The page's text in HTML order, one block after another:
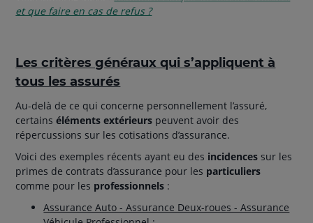
et que faire en cas de refus ?
Les critères généraux qui s’appliquent à
tous les assurés
Au-delà de ce qui concerne personnellement l’assuré,
certainséléments extérieurs peuvent avoir des
répercussions sur les cotisations d’assurance.
Voici des exemples récents ayant eu des incidences sur les
primes de contrats d’assurance pour les particuliers
comme pour les professionnels :
Assurance Auto - Assurance Deux-roues - Assurance